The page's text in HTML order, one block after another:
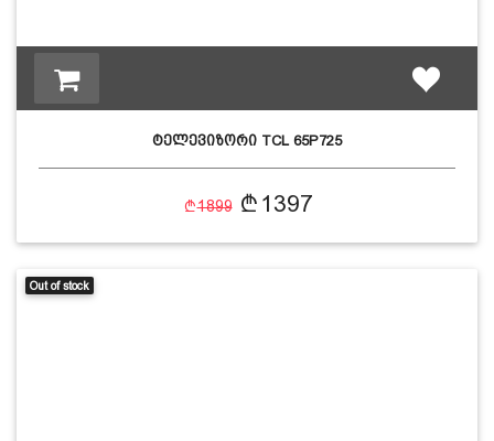
ტელევიზორი TCL 65P725
1899 1397
Out of stock